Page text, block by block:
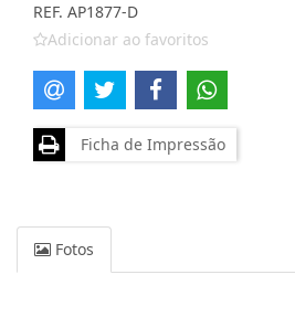
REF. AP1877-D
Adicionar ao favoritos
Ficha de Impressão
Fotos